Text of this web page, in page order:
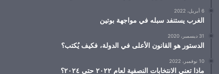
6 أبريل، 2022
الغرب يستنفد سبله في مواجهة بوتين
31 ديسمبر، 2020
الدستور هو القانون الأعلى في الدولة، فكيف يُكتب؟
10 نوفمبر، 2022
ماذا تعني الانتخابات النصفية لعام ٢٠٢٢ حتى ٢٠٢٤؟